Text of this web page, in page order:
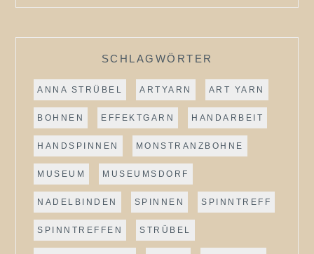
SCHLAGWÖRTER
ANNA STRÜBEL ARTYARN ART YARN
BOHNEN EFFEKTGARN HANDARBEIT
HANDSPINNEN MONSTRANZBOHNE
MUSEUM MUSEUMSDORF
NADELBINDEN SPINNEN SPINNTREFF
SPINNTREFFEN STRÜBEL